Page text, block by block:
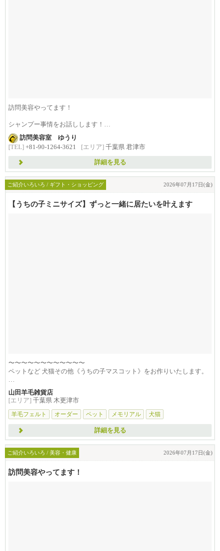
訪問美容やってます！
シャンプー事情をお話しします！
訪問のカットの場合
サロンのよう...
訪問美容室 ゆうり
[TEL] +81-90-1264-3621 [エリア] 千葉県 君津市
詳細を見る
ご紹介いろいろ / ギフト・ショッピング 2026年07月17日(金)
【うちの子ミニサイズ】ずっと一緒に居たいを叶えます
〜〜〜〜〜〜〜〜〜〜〜〜
ペットなど 犬猫その他《うちの子マスコット》をお作りいたします。
※当店の...
山田羊毛雑貨店
[エリア] 千葉県 木更津市
羊毛フェルト
オーダー ペット メモリアル 犬猫
詳細を見る
ご紹介いろいろ / 美容・健康 2026年07月17日(金)
訪問美容やってます！